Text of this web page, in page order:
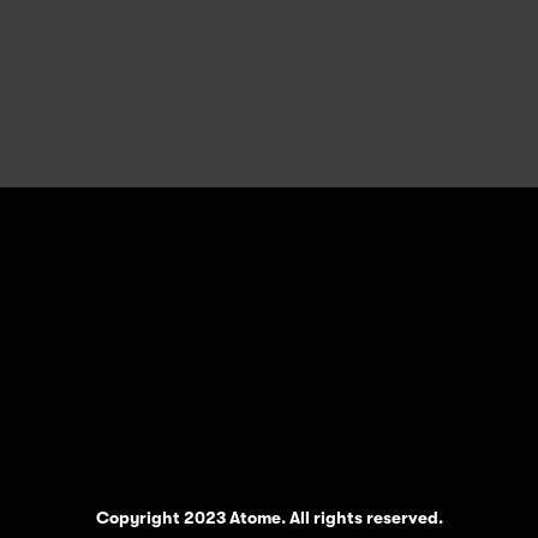
Copyright 2023 Atome. All rights reserved.